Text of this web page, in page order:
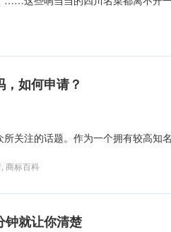
如何申请？
关注的话题。作为一个拥有较高
商标百科
钟就让你清楚